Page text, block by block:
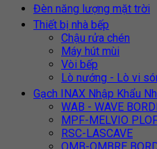
Đèn năng lượng mặt trời
Thiết bị nhà bếp
Chậu rửa chén
Máy hút mùi
Vòi bếp
Lò nướng - Lò vi
Gạch INAX Nhập Khẩu
WAB - WAVE
MPF-MELVIO
RSC-LASCAVE